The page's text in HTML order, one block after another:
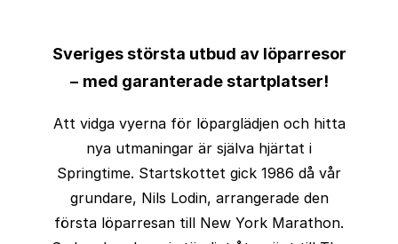
Sveriges största utbud av löparresor
– med garanterade startplatser!
Att vidga vyerna för löparglädjen och hitta
nya utmaningar är själva hjärtat i
Springtime. Startskottet gick 1986 då vår
grundare, Nils Lodin, arrangerade den
första löparresan till New York Marathon.